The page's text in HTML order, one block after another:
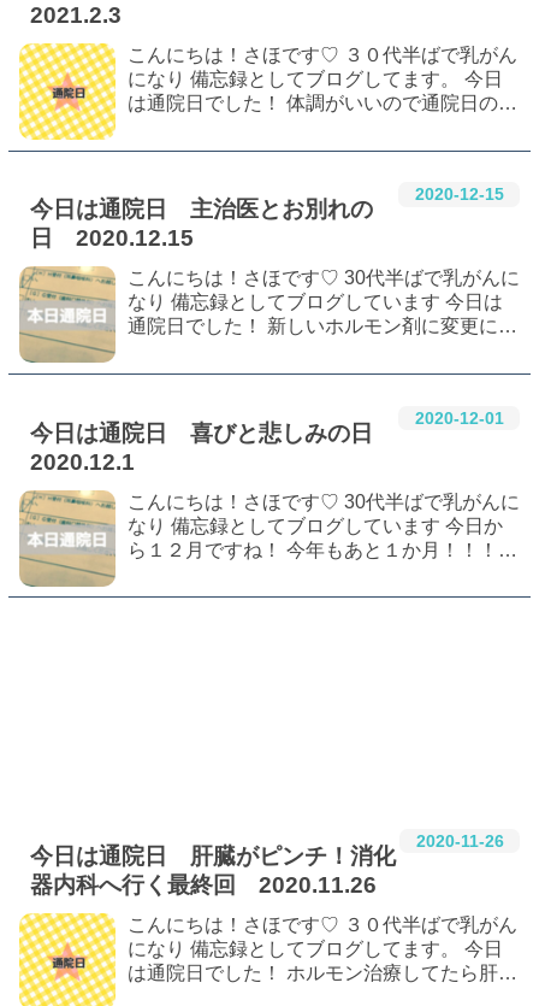
2021.2.3
こんにちは！さほです♡ ３０代半ばで乳がん
になり 備忘録としてブログしてます。 今日
は通院日でした！ 体調がいいので通院日の話
たので今日から新しい先生に！ ドキドキ♥ 採
2020-12-15
今日は通院日 主治医とお別れの
日 2020.12.15
こんにちは！さほです♡ 30代半ばで乳がんに
なり 備忘録としてブログしています 今日は
通院日でした！ 新しいホルモン剤に変更にな
の通院日の話はこちら 新しいホルモン剤『フ
2020-12-01
今日は通院日 喜びと悲しみの日
2020.12.1
こんにちは！さほです♡ 30代半ばで乳がんに
なり 備忘録としてブログしています 今日か
ら１２月ですね！ 今年もあと１か月！！！
た。マジ朝からテンションダダ下がりでした
# 乳癌 # 乳がん # 乳がんしこり
2020-11-26
今日は通院日 肝臓がピンチ！消化
器内科へ行く最終回 2020.11.26
こんにちは！さほです♡ ３０代半ばで乳がん
になり 備忘録としてブログしてます。 今日
は通院日でした！ ホルモン治療してたら肝臓